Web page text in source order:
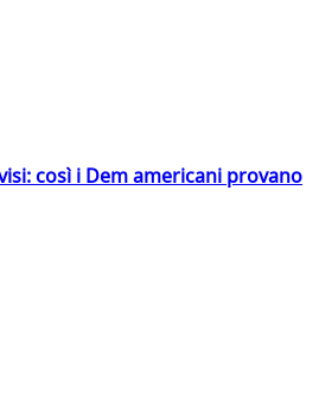
così i Dem americani provano